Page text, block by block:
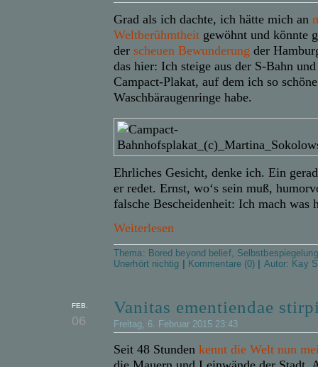
Grad als ich dachte, ich hätte mich an
Weltberühmtheit gewöhnt und könnte
der scheuen Bewunderung der
das hier: Ich steige aus der S-Bahn
Campact-Plakat, auf dem ich so
Waschbäraugenringe habe.
Ehrliches Gesicht, denke ich. Ein
er redet. Ernst, wo‘s sein muß,
falsche Bescheidenheit: Ich mach was
Weiterlesen
Thema: Bored beyond belief, Selbstbespiegelung
Unerhört nichtig
Kommentare (0) Autor: Kay
FEB.
06
Vanitas ementiendae
Freitag, 6. Februar 2015 23:43
Seit 48 Stunden kennt die Welt nun